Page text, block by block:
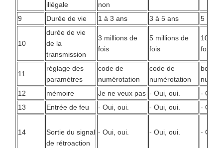
illégale
non
9 Durée de vie 1 à 3 ans 3 à 5 ans 5 à 10
10
durée de vie
de la
transmission
3 millions de
fois
5 millions de
fois
10
fois
11
réglage des
paramètres
code de
numérotation
code de
numérotation
bouton
12
mémoire Je ne veux pas - Oui, oui.
- Oui,
13
Entrée de feu - Oui, oui. - Oui, oui. - Oui,
14
Sortie du signal
de rétroaction
- Oui, oui. - Oui, oui. - Oui,